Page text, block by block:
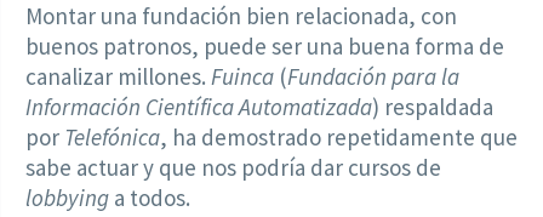
Montar una fundación bien relacionada, con
buenos patronos, puede ser una buena forma de
canalizar millones. Fuinca (Fundación para la
Información Científica Automatizada) respaldada
por Telefónica, ha demostrado repetidamente que
sabe actuar y que nos podría dar cursos de
lobbying a todos.